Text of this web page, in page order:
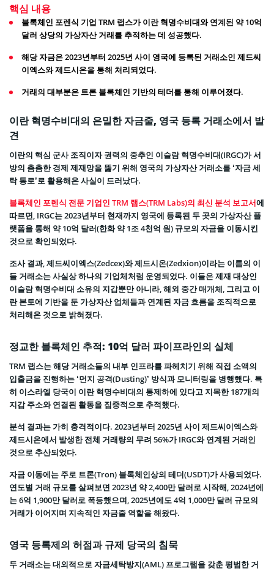
핵심 내용
블록체인 포렌식 기업 TRM 랩스가 이란 혁명수비대와 연계된 약 10억
달러 상당의 가상자산 거래를 추적하는 데 성공했다.
해당 자금은 2023년부터 2025년 사이 영국에 등록된 거래소인 제드씨
이엑스와 제드시온을 통해 처리되었다.
거래의 대부분은 트론 블록체인 기반의 테더를 통해 이루어졌다.
이란 혁명수비대의 은밀한 자금줄, 영국 등록 거래소에서 발
견
이란의 핵심 군사 조직이자 권력의 중추인 이슬람 혁명수비대(IRGC)가 서
방의 촘촘한 경제 제재망을 뚫기 위해 영국의 가상자산 거래소를 ‘자금 세
탁 통로’로 활용해온 사실이 드러났다.
블록체인 포렌식 전문 기업인 TRM 랩스(TRM Labs)의 최신 분석 보고서에
따르면, IRGC는 2023년부터 현재까지 영국에 등록된 두 곳의 가상자산 플
랫폼을 통해 약 10억 달러(한화 약 1조 4천억 원) 규모의 자금을 이동시킨
것으로 확인되었다.
조사 결과, 제드씨이엑스(Zedcex)와 제드시온(Zedxion)이라는 이름의 이
들 거래소는 사실상 하나의 기업체처럼 운영되었다. 이들은 제재 대상인
이슬람 혁명수비대 소유의 지갑뿐만 아니라, 해외 중간 매개체, 그리고 이
란 본토에 기반을 둔 가상자산 업체들과 연계된 자금 흐름을 조직적으로
처리해온 것으로 밝혀졌다.
정교한 블록체인 추적: 10억 달러 파이프라인의 실체
TRM 랩스는 해당 거래소들의 내부 인프라를 파헤치기 위해 직접 소액의
입출금을 진행하는 ‘먼지 공격(Dusting)’ 방식과 모니터링을 병행했다. 특
히 이스라엘 당국이 이란 혁명수비대의 통제하에 있다고 지목한 187개의
지갑 주소와 연결된 활동을 집중적으로 추적했다.
분석 결과는 가히 충격적이다. 2023년부터 2025년 사이 제드씨이엑스와
제드시온에서 발생한 전체 거래량의 무려 56%가 IRGC와 연계된 거래인
것으로 추산되었다.
자금 이동에는 주로 트론(Tron) 블록체인상의 테더(USDT)가 사용되었다.
연도별 거래 규모를 살펴보면 2023년 약 2,400만 달러로 시작해, 2024년에
는 6억 1,900만 달러로 폭등했으며, 2025년에도 4억 1,000만 달러 규모의
거래가 이어지며 지속적인 자금줄 역할을 해왔다.
영국 등록제의 허점과 규제 당국의 침묵
두 거래소는 대외적으로 자금세탁방지(AML) 프로그램을 갖춘 평범한 거